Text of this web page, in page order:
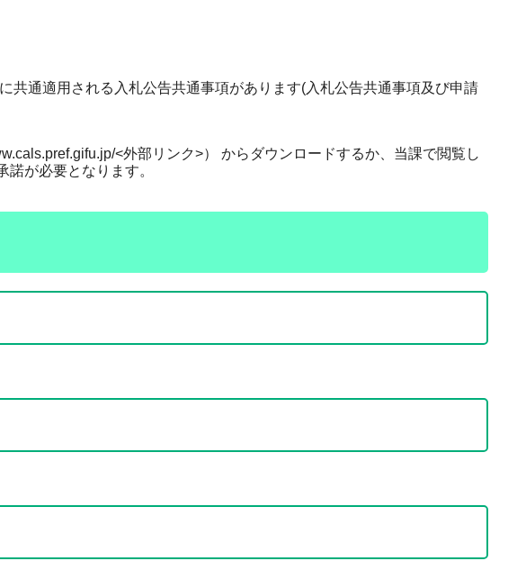
共通適用される入札公告共通事項があります(入札公告共通事項及び申請
<外部リンク>） からダウンロードするか、当課で閲覧し
が必要となります。